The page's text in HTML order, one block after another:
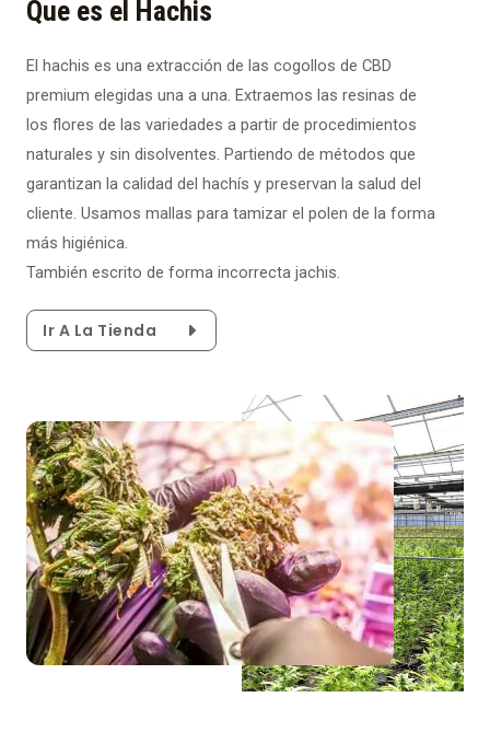
Que es el Hachis
El hachis es una extracción de las cogollos de CBD
premium elegidas una a una. Extraemos las resinas de
los flores de las variedades a partir de procedimientos
naturales y sin disolventes. Partiendo de métodos que
garantizan la calidad del hachís y preservan la salud del
cliente. Usamos mallas para tamizar el polen de la forma
más higiénica.
También escrito de forma incorrecta jachis.
Ir A La Tienda